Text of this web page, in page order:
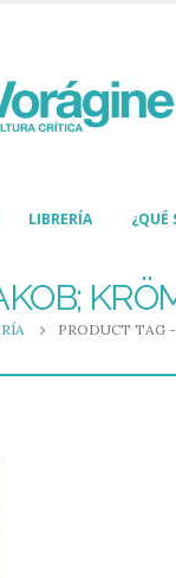
LIBRERÍA ¿QUÉ
PRODUCT TAG -